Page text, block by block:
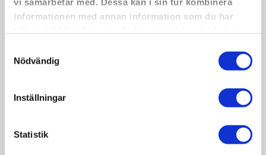
informationen med annan information som du har
Nödvändig
Inställningar
Statistik
They also offer sandwiches and light lunches
The café has been selected one of the best